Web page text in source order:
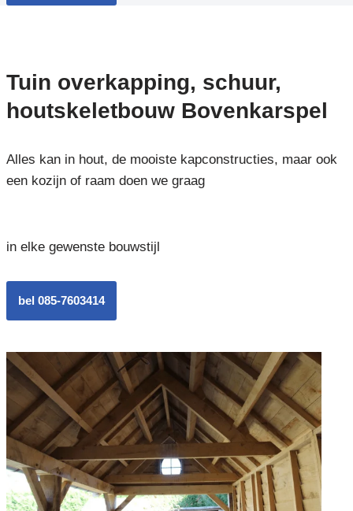
Tuin overkapping, schuur,
houtskeletbouw Bovenkarspel
Alles kan in hout, de mooiste kapconstructies, maar ook
een kozijn of raam doen we graag
in elke gewenste bouwstijl
bel 085-7603414